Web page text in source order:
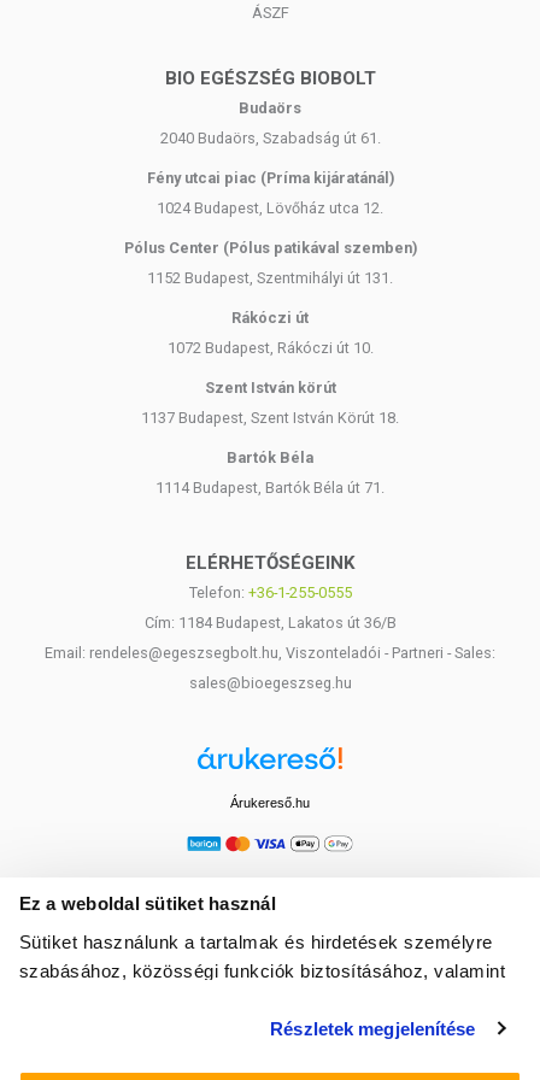
Ez a weboldal sütiket használ
Sütiket használunk a tartalmak és hirdetések személyre
szabásához, közösségi funkciók biztosításához, valamint
média-, hirdető- és elemező partnereinkkel megosztjuk az
Részletek megjelenítése
ÁSZF
BIO EGÉSZSÉG BIOBOLT
Budaörs
2040 Budaörs, Szabadság út 61.
Fény utcai piac (Príma kijáratánál)
1024 Budapest, Lövőház utca 12.
Pólus Center (Pólus patikával szemben)
1152 Budapest, Szentmihályi út 131.
Rákóczi út
1072 Budapest, Rákóczi út 10.
Szent István körút
1137 Budapest, Szent István Körút 18.
Bartók Béla
1114 Budapest, Bartók Béla út 71.
ELÉRHETŐSÉGEINK
Telefon: +36-1-255-0555
Cím: 1184 Budapest, Lakatos út 36/B
Email: rendeles@egeszsegbolt.hu, Viszonteladói - Partneri - Sales:
sales@bioegeszseg.hu
Árukereső.hu